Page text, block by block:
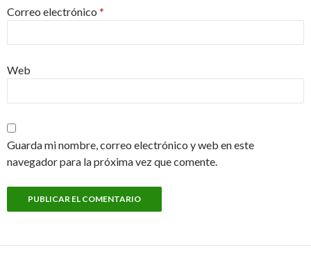
Correo electrónico *
Web
Guarda mi nombre, correo electrónico y web en este
navegador para la próxima vez que comente.